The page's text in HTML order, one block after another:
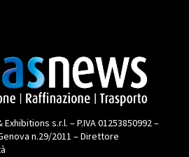
s.r.l. – P.IVA 01253850992 –
n.29/2011 – Direttore